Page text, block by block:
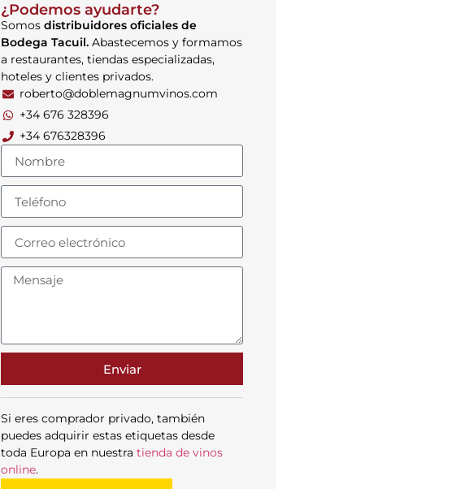
¿Podemos ayudarte?
Somos distribuidores oficiales de
Bodega Tacuil. Abastecemos y formamos
a restaurantes, tiendas especializadas,
hoteles y clientes privados.
roberto@doblemagnumvinos.com
+34 676 328396
+34 676328396
Enviar
Si eres comprador privado, también
puedes adquirir estas etiquetas desde
toda Europa en nuestra tienda de vinos
online.